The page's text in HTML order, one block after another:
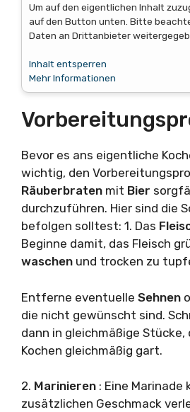
Um auf den eigentlichen Inhalt
auf den Button unten. Bitte
Daten an Drittanbieter
Inhalt entsperren
Mehr Informationen
Bevor es ans eigentliche
wichtig, den
Räuberbraten mit Bier
durchzuführen. Hier sind die
befolgen solltest: 1. Das
Beginne damit, das Fleisch
waschen und trocken zu
Entferne eventuelle Sehnen
die nicht gewünscht sind.
dann in gleichmäßige Stücke,
Kochen gleichmäßig gart.
2. Marinieren : Eine Marinade
zusätzlichen Geschmack